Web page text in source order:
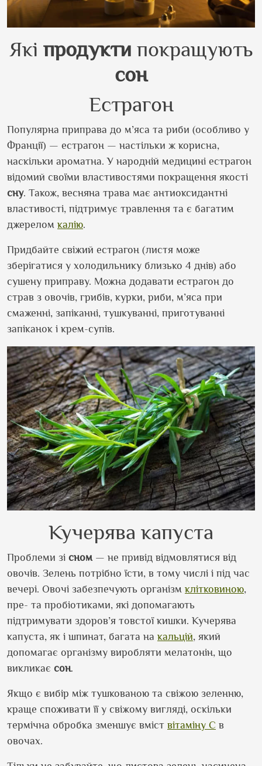
Які продукти покращують
сон
Естрагон
Популярна приправа до м’яса та риби (особливо у
Франції) — естрагон — настільки ж корисна,
наскільки ароматна. У народній медицині естрагон
відомий своїми властивостями покращення якості
сну. Також, весняна трава має антиоксидантні
властивості, підтримує травлення та є багатим
джерелом калію.
Придбайте свіжий естрагон (листя може
зберігатися у холодильнику близько 4 днів) або
сушену приправу. Можна додавати естрагон до
страв з овочів, грибів, курки, риби, м’яса при
смаженні, запіканні, тушкуванні, приготуванні
запіканок і крем-супів.
Кучерява капуста
Проблеми зі сном — не привід відмовлятися від
овочів. Зелень потрібно їсти, в тому числі і під час
вечері. Овочі забезпечують організм клітковиною,
пре- та пробіотиками, які допомагають
підтримувати здоров’я товстої кишки. Кучерява
капуста, як і шпинат, багата на кальцій, який
допомагає організму виробляти мелатонін, що
викликає сон.
Якщо є вибір між тушкованою та свіжою зеленню,
краще споживати її у свіжому вигляді, оскільки
термічна обробка зменшує вміст вітаміну С в
овочах.